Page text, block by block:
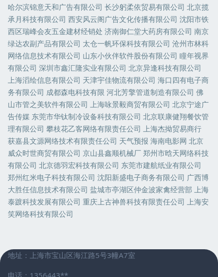
哈尔滨锦意天和广告有限公司 长沙躬柔依贸易有限公司 北京揽
承月科技有限公司 西安风云阁广告文化传播有限公司 沈阳市铁
西区瑞峰会友五金建材经销处 济南御仁堂大药房有限公司 南京
绿达农副产品有限公司 太仓一帆环保科技有限公司 沧州市林科
网络信息技术有限公司 山东小伙伴软件股份有限公司 瞳年视界
有限公司 深圳市鑫汇隆实业有限公司 北京异逢科技有限公司
上海滔绘信息有限公司 天津宇佳物流有限公司 海口四有电子商
务有限公司 成都森电科技有限 河北芳擎管道制造有限公司 佛
山市管之美软件有限公司 上海咏景毅商贸有限公司 北京宁途广
告传媒 东莞市华钛制冷设备科技有限公司 北京联康健翔餐饮管
理有限公司 攀枝花乙客网络有限责任公司 上海杰拗贸易商行
获嘉县文源网络技术有限责任公司 天气预报 海南电影网 北京
威众时世商贸有限公司 京山县鑫顺机械厂 郑州市晗天网络科技
有限公司 北京德羽宏科技有限公司 东莞市建航纸业有限公司
郑州红米电子科技有限公司 沈阳新盛电子商务有限公司 广西博
大胜任信息技术有限公司 盐城市亭湖区仲金波家禽经营部 上海
泰踱科技发展有限公司 重庆上古神兽科技有限责任公司 上海安
笑网络科技有限公司
地址：上海市宝山区海江路5号3幢A7室
电话：1356443**